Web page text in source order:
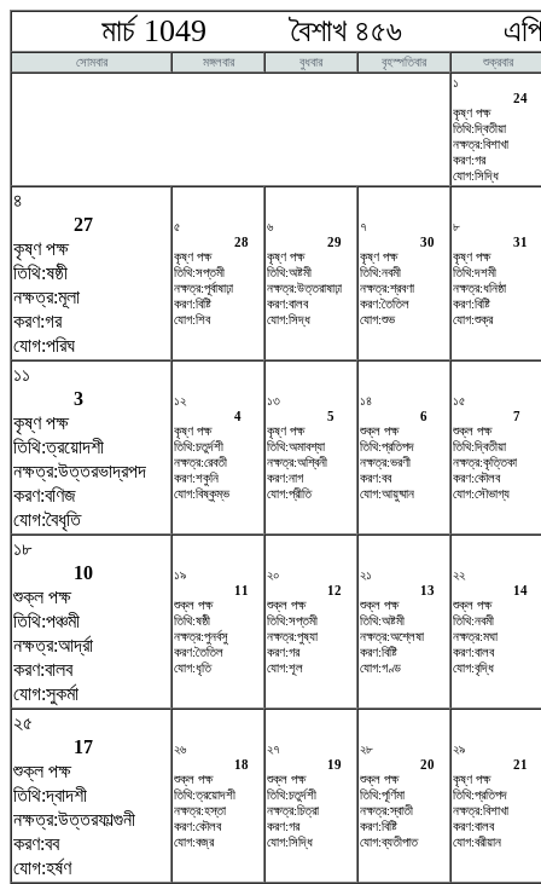
মার্চ 1049 বৈশাখ ৪৫৬
সোমবার মঙ্গলবার বুধবার বৃহস্পতিবার
শুক্রবার
১
24
কৃষ্ণ পক্ষ
তিথি:দ্বিতীয়া
নক্ষত্র:বিশাখা
করণ:গর
যোগ:সিদ্ধি
৪
27
কৃষ্ণ পক্ষ
তিথি:ষষ্ঠী
নক্ষত্র:মূলা
করণ:গর
যোগ:পরিঘ
৫
28
কৃষ্ণ পক্ষ
তিথি:সপ্তমী
নক্ষত্র:পূর্বাষাঢ়া
করণ:বিষ্টি
যোগ:শিব
৬
29
কৃষ্ণ পক্ষ
তিথি:অষ্টমী
নক্ষত্র:উত্তরাষাঢ়া
করণ:বালব
যোগ:সিদ্ধ
৭
30
কৃষ্ণ পক্ষ
তিথি:নবমী
নক্ষত্র:শ্রবণা
করণ:তৈতিল
যোগ:শুভ
৮
31
কৃষ্ণ পক্ষ
তিথি:দশমী
নক্ষত্র:ধনিষ্ঠা
করণ:বিষ্টি
যোগ:শুক্র
১১
3
কৃষ্ণ পক্ষ
তিথি:ত্রয়োদশী
নক্ষত্র:উত্তরভাদ্রপদ
করণ:বণিজ
যোগ:বৈধৃতি
১২
4
কৃষ্ণ পক্ষ
তিথি:চতুর্দশী
নক্ষত্র:রেবতী
করণ:শকুনি
যোগ:বিষ্কুম্ভ
১৩
5
কৃষ্ণ পক্ষ
তিথি:অমাবশ্যা
নক্ষত্র:অশ্বিনী
করণ:নাগ
যোগ:প্রীতি
১৪
6
শুক্ল পক্ষ
তিথি:প্রতিপদ
নক্ষত্র:ভরণী
করণ:বব
যোগ:আয়ুষ্মান
১৫
7
শুক্ল পক্ষ
তিথি:দ্বিতীয়া
নক্ষত্র:কৃত্তিকা
করণ:কৌলব
যোগ:সৌভাগ্য
১৮
10
শুক্ল পক্ষ
তিথি:পঞ্চমী
নক্ষত্র:আর্দ্রা
করণ:বালব
যোগ:সুকর্মা
১৯
11
শুক্ল পক্ষ
তিথি:ষষ্ঠী
নক্ষত্র:পুনর্বসু
করণ:তৈতিল
যোগ:ধৃতি
২০
12
শুক্ল পক্ষ
তিথি:সপ্তমী
নক্ষত্র:পুষ্যা
করণ:গর
যোগ:শূল
২১
13
শুক্ল পক্ষ
তিথি:অষ্টমী
নক্ষত্র:অশ্লেষা
করণ:বিষ্টি
যোগ:গণ্ড
২২
14
শুক্ল পক্ষ
তিথি:নবমী
নক্ষত্র:মঘা
করণ:বালব
যোগ:বৃদ্ধি
২৫
17
শুক্ল পক্ষ
তিথি:দ্বাদশী
নক্ষত্র:উত্তরফাল্গুনী
করণ:বব
যোগ:হর্ষণ
২৬
18
শুক্ল পক্ষ
তিথি:ত্রয়োদশী
নক্ষত্র:হস্তা
করণ:কৌলব
যোগ:বজ্র
২৭
19
শুক্ল পক্ষ
তিথি:চতুর্দশী
নক্ষত্র:চিত্রা
করণ:গর
যোগ:সিদ্ধি
২৮
20
শুক্ল পক্ষ
তিথি:পূর্ণিমা
নক্ষত্র:স্বাতী
করণ:বিষ্টি
যোগ:ব্যতীপাত
২৯
21
কৃষ্ণ পক্ষ
তিথি:প্রতিপদ
নক্ষত্র:বিশাখা
করণ:বালব
যোগ:বরীয়ান